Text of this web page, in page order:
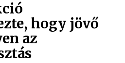
hogy jövő
az